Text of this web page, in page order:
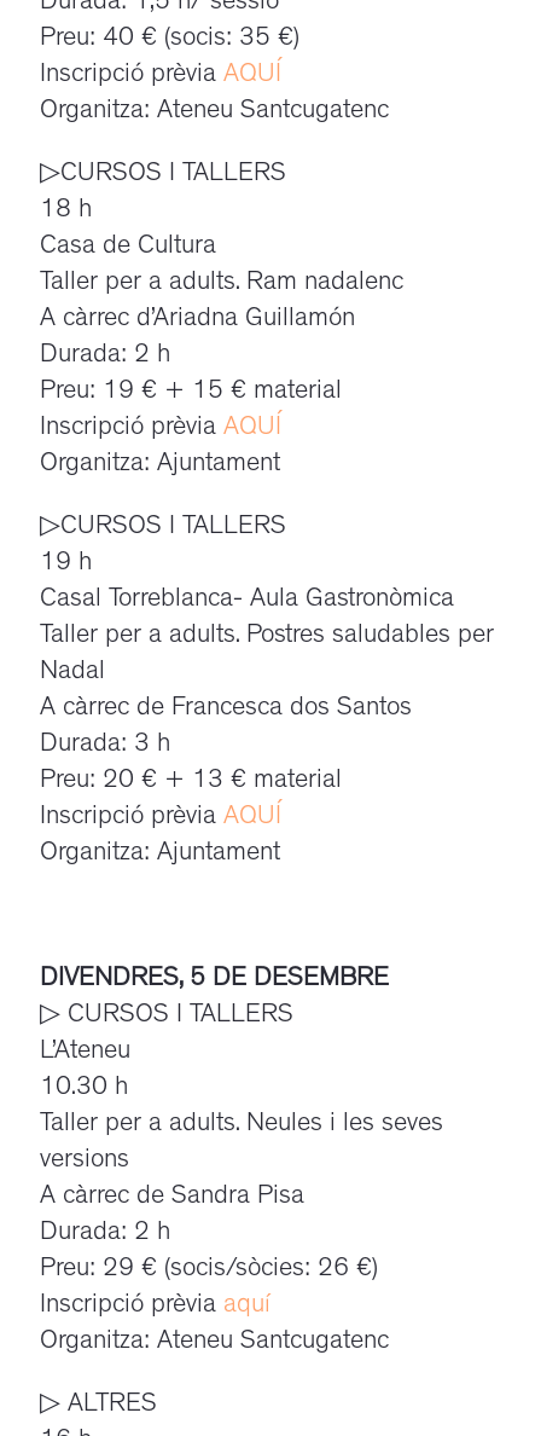
Preu: 40 € (socis: 35 €)
Inscripció prèvia AQUÍ
Organitza: Ateneu Santcugatenc
▷CURSOS I TALLERS
18 h
Casa de Cultura
Taller per a adults. Ram nadalenc
A càrrec d’Ariadna Guillamón
Durada: 2 h
Preu: 19 € + 15 € material
Inscripció prèvia AQUÍ
Organitza: Ajuntament
▷CURSOS I TALLERS
19 h
Casal Torreblanca- Aula Gastronòmica
Taller per a adults. Postres saludables per
Nadal
A càrrec de Francesca dos Santos
Durada: 3 h
Preu: 20 € + 13 € material
Inscripció prèvia AQUÍ
Organitza: Ajuntament
DIVENDRES, 5 DE DESEMBRE
▷ CURSOS I TALLERS
L’Ateneu
10.30 h
Taller per a adults. Neules i les seves
versions
A càrrec de Sandra Pisa
Durada: 2 h
Preu: 29 € (socis/sòcies: 26 €)
Inscripció prèvia aquí
Organitza: Ateneu Santcugatenc
▷ ALTRES